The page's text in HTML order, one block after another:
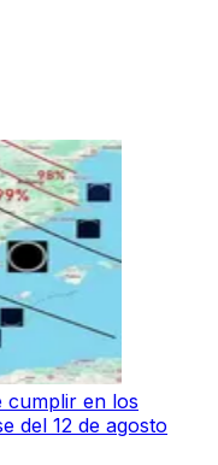
cumplir en los
del 12 de agosto